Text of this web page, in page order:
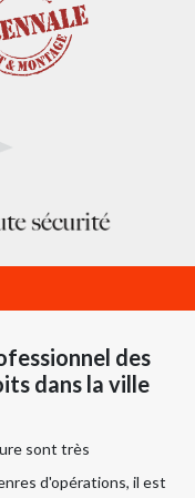
des
dans la ville
sont très
d'opérations, il est